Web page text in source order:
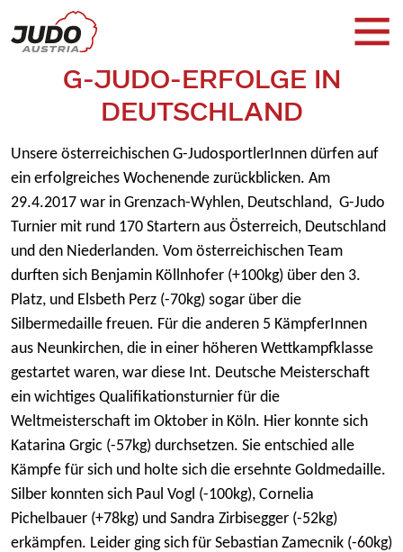
G-JUDO-ERFOLGE IN
DEUTSCHLAND
Unsere österreichischen G-JudosportlerInnen dürfen auf
ein erfolgreiches Wochenende zurückblicken. Am
29.4.2017 war in Grenzach-Wyhlen, Deutschland, G-Judo
Turnier mit rund 170 Startern aus Österreich, Deutschland
und den Niederlanden. Vom österreichischen Team
durften sich Benjamin Köllnhofer (+100kg) über den 3.
Platz, und Elsbeth Perz (-70kg) sogar über die
Silbermedaille freuen. Für die anderen 5 KämpferInnen
aus Neunkirchen, die in einer höheren Wettkampfklasse
gestartet waren, war diese Int. Deutsche Meisterschaft
ein wichtiges Qualifikationsturnier für die
Weltmeisterschaft im Oktober in Köln. Hier konnte sich
Katarina Grgic (-57kg) durchsetzen. Sie entschied alle
Kämpfe für sich und holte sich die ersehnte Goldmedaille.
Silber konnten sich Paul Vogl (-100kg), Cornelia
Pichelbauer (+78kg) und Sandra Zirbisegger (-52kg)
erkämpfen. Leider ging sich für Sebastian Zamecnik (-60kg)